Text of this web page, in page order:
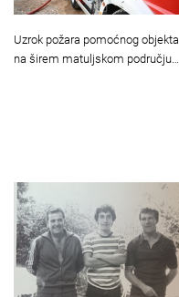
Uzrok požara pomoćnog objekta
na širem matuljskom području…